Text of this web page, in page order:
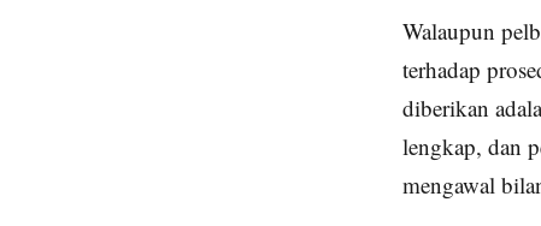
Walaupun
terhadap
diberikan
lengkap, dan
mengawal